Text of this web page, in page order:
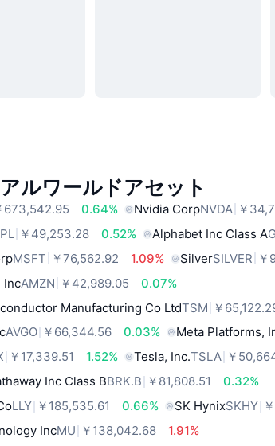
ルワールドアセット
673,542.95 0.64% Nvidia CorpNVDA ￥
￥49,253.28 0.52% Alphabet Inc Class A
MSFT ￥76,562.92 1.09% SilverSILVER ￥
IncAMZN ￥42,989.05
0.07%
Manufacturing Co LtdTSM ￥
AVGO ￥66,344.56 0.03% Meta Platforms,
￥17,339.51 1.52% Tesla, Inc.TSLA ￥
Inc Class BBRK.B ￥81,808.51
0.32%
LLY ￥185,535.61 0.66% SK HynixSKHY
IncMU ￥138,042.68 1.91%